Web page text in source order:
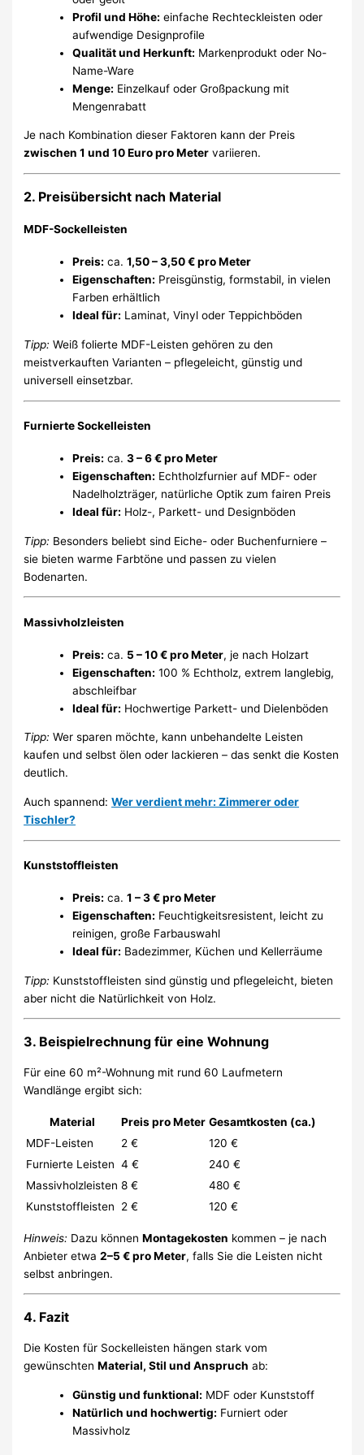
Profil und Höhe: einfache Rechteckleisten oder
aufwendige Designprofile
Qualität und Herkunft: Markenprodukt oder No-
Name-Ware
Menge: Einzelkauf oder Großpackung mit
Mengenrabatt
Je nach Kombination dieser Faktoren kann der Preis
zwischen 1 und 10 Euro pro Meter variieren.
2. Preisübersicht nach Material
MDF-Sockelleisten
Preis: ca.1,50 – 3,50 € pro Meter
Eigenschaften: Preisgünstig, formstabil, in vielen
Farben erhältlich
Ideal für: Laminat, Vinyl oder Teppichböden
Tipp: Weiß folierte MDF-Leisten gehören zu den
meistverkauften Varianten – pflegeleicht, günstig und
universell einsetzbar.
Furnierte Sockelleisten
Preis: ca.3 – 6 € pro Meter
Eigenschaften: Echtholzfurnier auf MDF- oder
Nadelholzträger, natürliche Optik zum fairen Preis
Ideal für: Holz-, Parkett- und Designböden
Tipp: Besonders beliebt sind Eiche- oder Buchenfurniere –
sie bieten warme Farbtöne und passen zu vielen
Bodenarten.
Massivholzleisten
Preis: ca. 5 – 10 € pro Meter, je nach Holzart
Eigenschaften: 100 % Echtholz, extrem langlebig,
abschleifbar
Ideal für: Hochwertige Parkett- und Dielenböden
Tipp: Wer sparen möchte, kann unbehandelte Leisten
kaufen und selbst ölen oder lackieren – das senkt die Kosten
deutlich.
Auch spannend:Wer verdient mehr: Zimmerer oder
Tischler?
Kunststoffleisten
Preis: ca.1 – 3 € pro Meter
Eigenschaften: Feuchtigkeitsresistent, leicht zu
reinigen, große Farbauswahl
Ideal für: Badezimmer, Küchen und Kellerräume
Tipp: Kunststoffleisten sind günstig und pflegeleicht, bieten
aber nicht die Natürlichkeit von Holz.
3. Beispielrechnung für eine Wohnung
Für eine 60 m²-Wohnung mit rund 60 Laufmetern
Wandlänge ergibt sich:
Material Preis pro Meter Gesamtkosten (ca.)
MDF-Leisten
2 €
120 €
Furnierte Leisten 4 €
240 €
Massivholzleisten 8 €
480 €
Kunststoffleisten
2 € 120 €
Hinweis: Dazu könnenMontagekosten kommen – je nach
Anbieter etwa2–5 € pro Meter, falls Sie die Leisten nicht
selbst anbringen.
4. Fazit
Die Kosten für Sockelleisten hängen stark vom
gewünschtenMaterial, Stil und Anspruch ab:
Günstig und funktional: MDF oder Kunststoff
Natürlich und hochwertig: Furniert oder
Massivholz